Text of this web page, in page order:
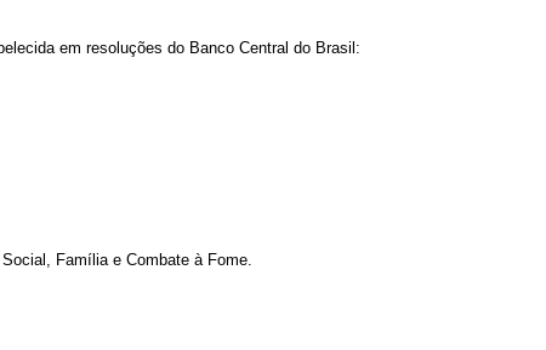
em resoluções do Banco Central do Brasil:
Família e Combate à Fome.